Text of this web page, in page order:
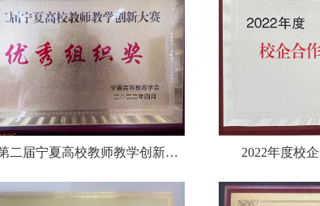
2022年第二届宁夏高校教师教学创新大赛优秀组织奖 2022年度校